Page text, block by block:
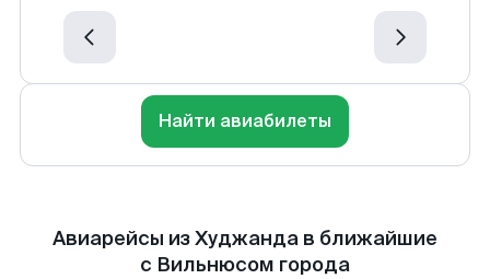
Найти авиабилеты
Авиарейсы из Худжанда в ближайшие
с Вильнюсом города